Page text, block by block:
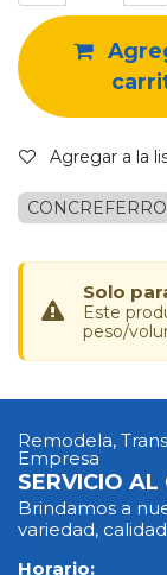
Agregar a la
CONCREFERRO
Solo
Este
peso/
Remodela,
Empresa
SERVICIO AL
Brindamos a
variedad,
Horario: